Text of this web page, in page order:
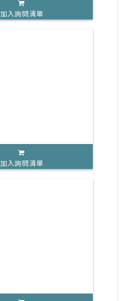
加入詢問清單
加入詢問清單